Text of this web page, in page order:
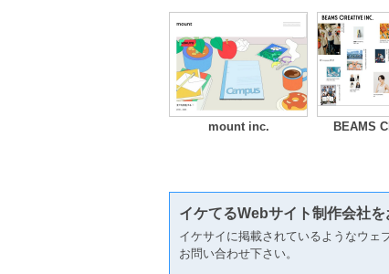
mount inc. BEAMS
イケてるWebサイト制作会社
イケサイに掲載されているようなウェ
お問い合わせ下さい。